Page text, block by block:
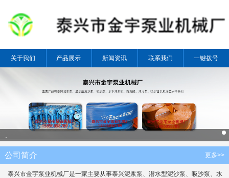
关于我们 产品展示 新闻资讯 联系我们 一键拨号
公司简介 更多>>
泰兴市金宇泵业机械厂是一家主要从事泰兴泥浆泵、潜水型泥沙泵、吸沙泵、水